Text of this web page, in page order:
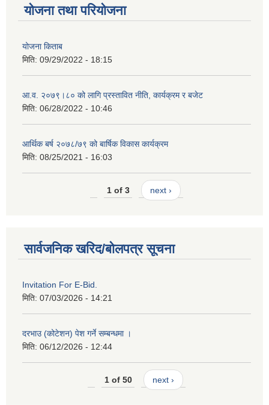
योजना तथा परियोजना
योजना किताब
मिति: 09/29/2022 - 18:15
आ.व. २०७९।८० को लागि प्रस्तावित नीति, कार्यक्रम र बजेट
मिति: 06/28/2022 - 10:46
आर्थिक बर्ष २०७८/७९ को बार्षिक विकास कार्यक्रम
मिति: 08/25/2021 - 16:03
1 of 3 next ›
सार्वजनिक खरिद/बोलपत्र सूचना
Invitation For E-Bid.
मिति: 07/03/2026 - 14:21
दरभाउ (कोटेशन) पेश गर्ने सम्बन्धमा ।
मिति: 06/12/2026 - 12:44
1 of 50 next ›